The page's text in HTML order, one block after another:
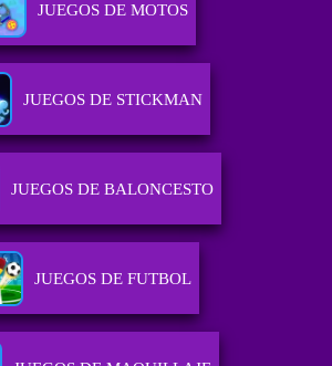
JUEGOS DE MOTOS
JUEGOS DE STICKMAN
JUEGOS DE BALONCESTO
JUEGOS DE FUTBOL